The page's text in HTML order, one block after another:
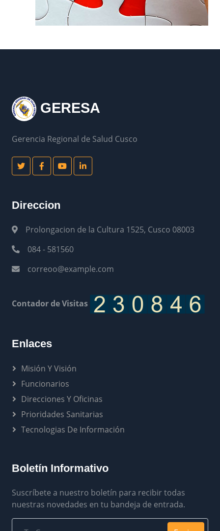
GERESA
Gerencia Regional de Salud Cusco
Direccion
Prolongacion de la Cultura 1525, Cusco 08003
084 - 581560
correoo@example.com
Contador de Visitas
Enlaces
Misión Y Visión
Funcionarios
Direcciones Y Oficinas
Prioridades Sanitarias
Tecnologias De Información
Boletín Informativo
Suscríbete a nuestro boletín para recibir todas
nuestras novedades en tu bandeja de entrada.